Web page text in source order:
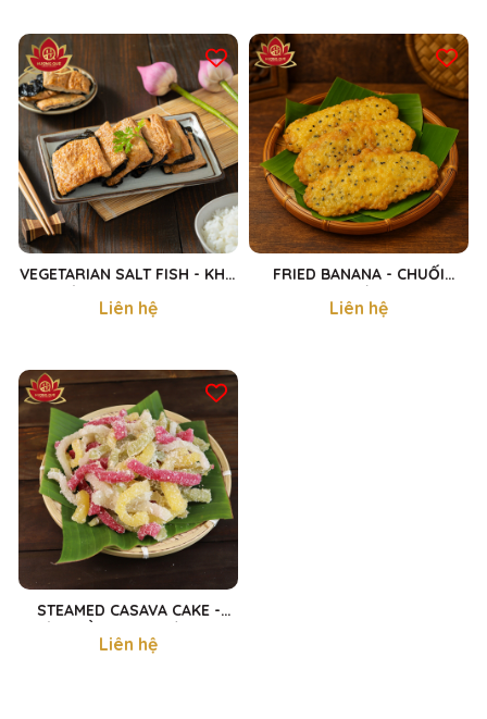
VEGETARIAN SALT FISH - KHÔ
Liên hệ
FRIED BANANA - CHUỐI
Liên hệ
STEAMED CASAVA CAKE -
Liên hệ